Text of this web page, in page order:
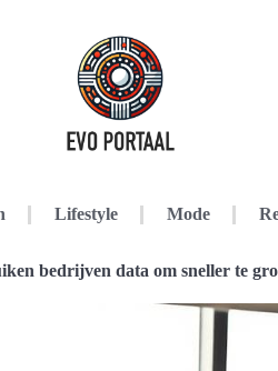
Lifestyle Mode
bedrijven data om sneller te